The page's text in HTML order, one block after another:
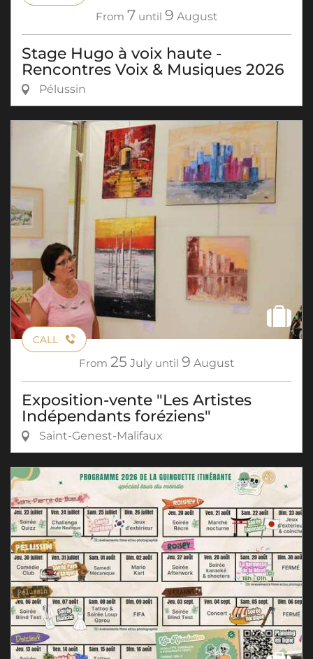
From 7 until 9 August
Stage Hugo à voix haute -
Rencontres Voix & Musiques 2026
Pélussin
CALL
From 25 July until 9 August
Exposition-vente "Les Artistes
Indépendants foréziens"
Saint-Genest-Malifaux